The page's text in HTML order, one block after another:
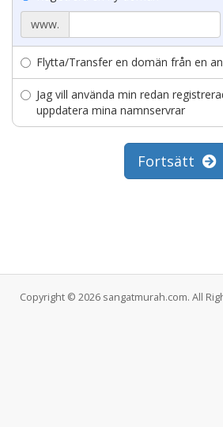
www.
Flytta/Transfer en domän från en
Jag vill använda min redan
uppdatera mina namnservrar
Fortsätt
Copyright © 2026 sangatmurah.com. All